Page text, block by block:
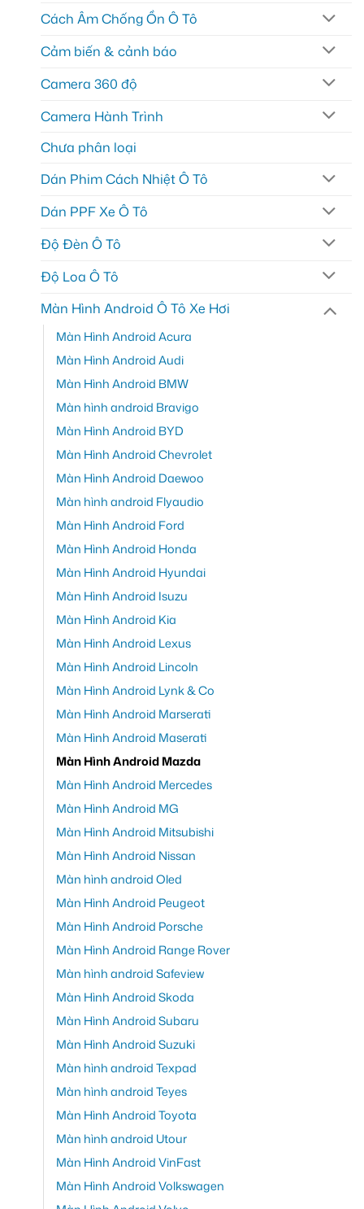
Cách Âm Chống Ồn Ô Tô
Cảm biến & cảnh báo
Camera 360 độ
Camera Hành Trình
Chưa phân loại
Dán Phim Cách Nhiệt Ô Tô
Dán PPF Xe Ô Tô
Độ Đèn Ô Tô
Độ Loa Ô Tô
Màn Hình Android Ô Tô Xe Hơi
Màn Hình Android Acura
Màn Hình Android Audi
Màn Hình Android BMW
Màn hình android Bravigo
Màn Hình Android BYD
Màn Hình Android Chevrolet
Màn Hình Android Daewoo
Màn hình android Flyaudio
Màn Hình Android Ford
Màn Hình Android Honda
Màn Hình Android Hyundai
Màn Hình Android Isuzu
Màn Hình Android Kia
Màn Hình Android Lexus
Màn Hình Android Lincoln
Màn Hình Android Lynk & Co
Màn Hình Android Marserati
Màn Hình Android Maserati
Màn Hình Android Mazda
Màn Hình Android Mercedes
Màn Hình Android MG
Màn Hình Android Mitsubishi
Màn Hình Android Nissan
Màn hình android Oled
Màn Hình Android Peugeot
Màn Hình Android Porsche
Màn Hình Android Range Rover
Màn hình android Safeview
Màn Hình Android Skoda
Màn Hình Android Subaru
Màn Hình Android Suzuki
Màn hình android Texpad
Màn hình android Teyes
Màn Hình Android Toyota
Màn hình android Utour
Màn Hình Android VinFast
Màn Hình Android Volkswagen